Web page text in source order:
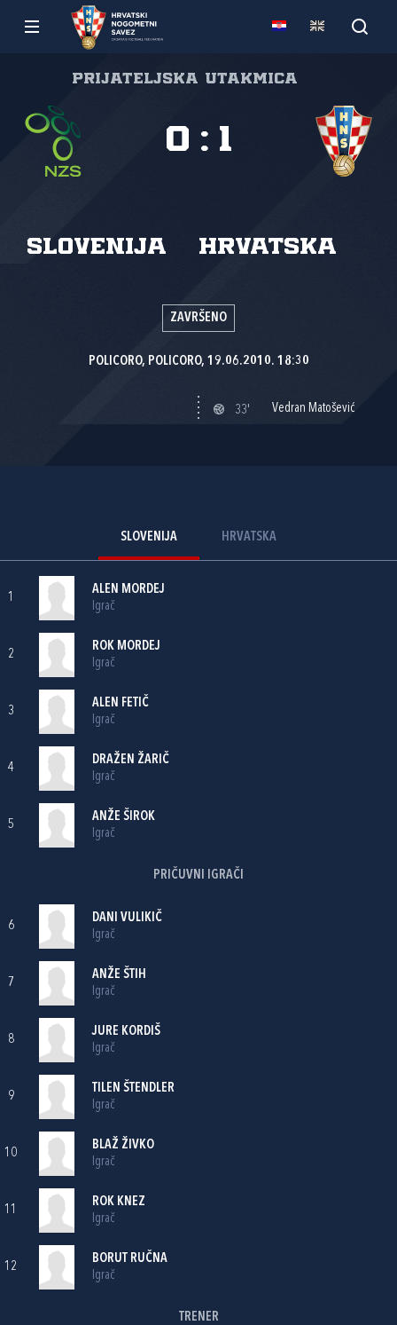
Prijateljska utakmica
Slovenija Hrvatska
0 : 1
ZAVRŠENO
POLICORO, POLICORO, 19.06.2010. 18:30
33' Vedran Matošević
SLOVENIJA HRVATSKA
1
ALEN MORDEJ
Igrač
2
ROK MORDEJ
Igrač
3
ALEN FETIČ
Igrač
4
DRAŽEN ŽARIČ
Igrač
5
ANŽE ŠIROK
Igrač
PRIČUVNI IGRAČI
6
DANI VULIKIČ
Igrač
7
ANŽE ŠTIH
Igrač
8
JURE KORDIŠ
Igrač
9
TILEN ŠTENDLER
Igrač
10
BLAŽ ŽIVKO
Igrač
11
ROK KNEZ
Igrač
12
BORUT RUČNA
Igrač
TRENER